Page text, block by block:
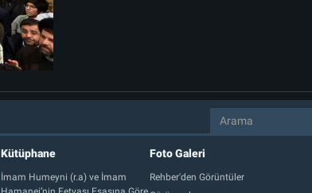
Kütüphane
İmam Humeyni (r.a) ve İmam
Foto Galeri
Rehber'den Görüntüler